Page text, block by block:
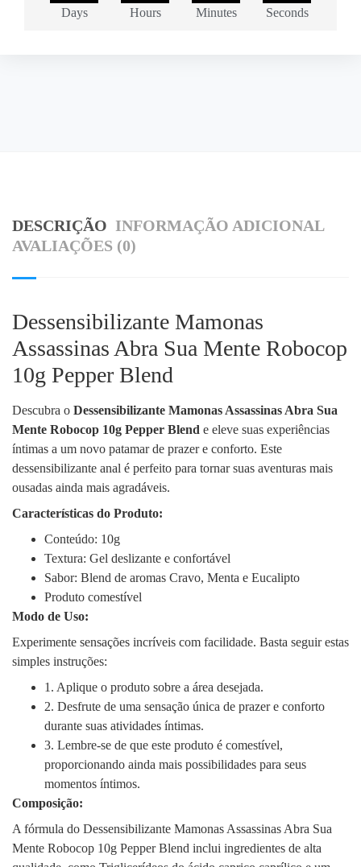
Days Hours Minutes Seconds
DESCRIÇÃO INFORMAÇÃO ADICIONAL
AVALIAÇÕES (0)
Dessensibilizante Mamonas
Assassinas Abra Sua Mente Robocop
10g Pepper Blend
Descubra o Dessensibilizante Mamonas Assassinas Abra Sua
Mente Robocop 10g Pepper Blend e eleve suas experiências
íntimas a um novo patamar de prazer e conforto. Este
dessensibilizante anal é perfeito para tornar suas aventuras mais
ousadas ainda mais agradáveis.
Características do Produto:
Conteúdo: 10g
Textura: Gel deslizante e confortável
Sabor: Blend de aromas Cravo, Menta e Eucalipto
Produto comestível
Modo de Uso:
Experimente sensações incríveis com facilidade. Basta seguir estas
simples instruções:
1. Aplique o produto sobre a área desejada.
2. Desfrute de uma sensação única de prazer e conforto
durante suas atividades íntimas.
3. Lembre-se de que este produto é comestível,
proporcionando ainda mais possibilidades para seus
momentos íntimos.
Composição:
A fórmula do Dessensibilizante Mamonas Assassinas Abra Sua
Mente Robocop 10g Pepper Blend inclui ingredientes de alta